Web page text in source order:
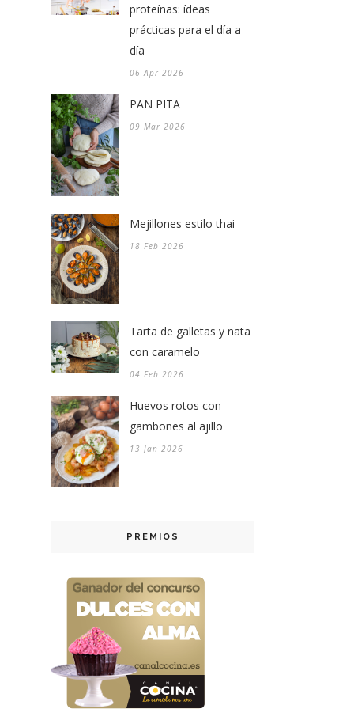
proteínas: ídeas
prácticas para el día a
día
06 Apr 2026
PAN PITA
09 Mar 2026
Mejillones estilo thai
18 Feb 2026
Tarta de galletas y nata
con caramelo
04 Feb 2026
Huevos rotos con
gambones al ajillo
13 Jan 2026
PREMIOS